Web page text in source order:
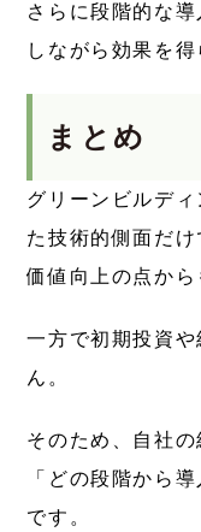
さらに段階的な
しながら効果を得
まとめ
グリーンビルデ
た技術的側面だ
価値向上の点から
一方で初期投資
ん。
そのため、自社
「どの段階から
です。